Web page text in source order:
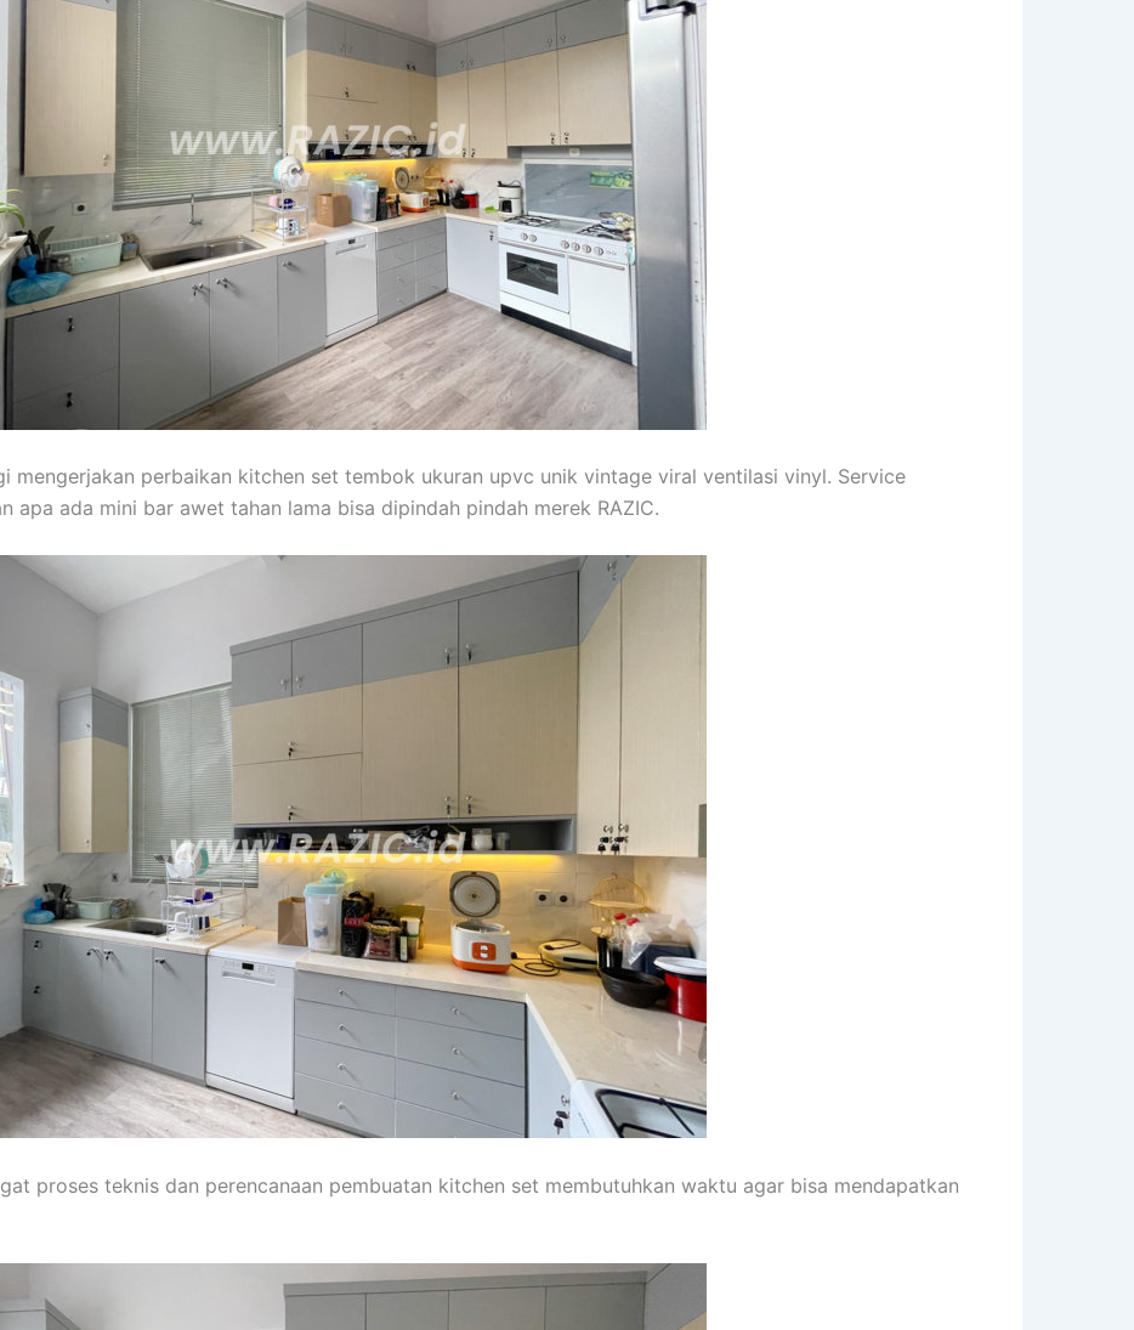
perbaikan kitchen set tembok ukuran upvc unik vintage viral ventilasi vinyl. Service
apa ada mini bar awet tahan lama bisa dipindah pindah merek RAZIC.
proses teknis dan perencanaan pembuatan kitchen set membutuhkan waktu agar bisa mendapatkan